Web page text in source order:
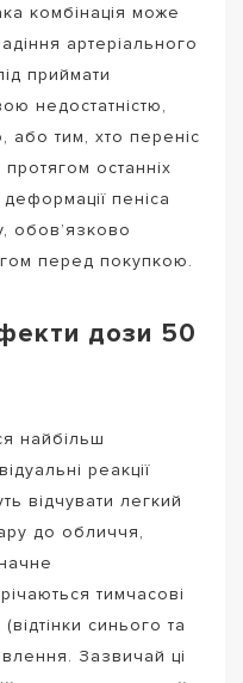
комбінація може
артеріального
приймати
недостатністю,
або тим, хто переніс
протягом останніх
пеніса
обов’язково
перед покупкою.
дози 50
найбільш
реакції
відчувати легкий
до обличчя,
тимчасові
синього та
Зазвичай ці